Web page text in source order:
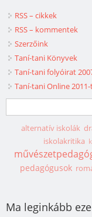
RSS – cikkek
RSS – kommentek
Szerzőink
Taní-tani Könyvek
Taní-tani folyóirat
Taní-tani Online
Keresés űrlap
Keresés
alternatív iskolák
iskolakritika
pedagógusok
Ma leginkább